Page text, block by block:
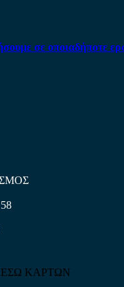
σε οποιαδήποτε
ΚΑΡΤΩΝ